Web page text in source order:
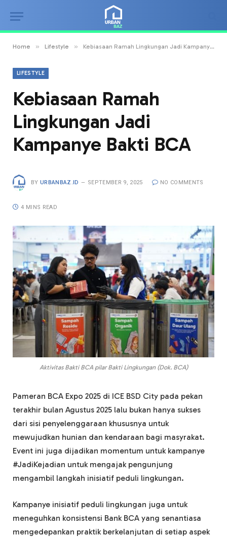
Home » Lifestyle » Kebiasaan Ramah Lingkungan Jadi Kampanye Bakti BCA
LIFESTYLE
Kebiasaan Ramah
Lingkungan Jadi
Kampanye Bakti BCA
BY URBANBAZ.ID SEPTEMBER 9, 2025 NO COMMENTS
4 MINS READ
Aktivitas Bakti BCA pilar Bakti Lingkungan (Dok. BCA)
Pameran BCA Expo 2025 di ICE BSD City pada pekan
terakhir bulan Agustus 2025 lalu bukan hanya sukses
dari sisi penyelenggaraan khususnya untuk
mewujudkan hunian dan kendaraan bagi masyrakat.
Event ini juga dijadikan momentum untuk kampanye
#JadiKejadian untuk mengajak pengunjung
mengambil langkah inisiatif peduli lingkungan.
Kampanye inisiatif peduli lingkungan juga untuk
meneguhkan konsistensi Bank BCA yang senantiasa
mengedepankan praktik berkelanjutan di setiap aspek